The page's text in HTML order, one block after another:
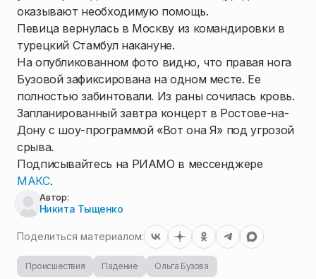
оказывают необходимую помощь.
Певица вернулась в Москву из командировки в
турецкий Стамбул накануне.
На опубликованном фото видно, что правая нога
Бузовой зафиксирована на одном месте. Ее
полностью забинтовали. Из раны сочилась кровь.
Запланированный завтра концерт в Ростове-на-
Дону с шоу-программой «Вот она Я» под угрозой
срыва.
Подписывайтесь на РИАМО в мессенджере
МАКС.
Автор:
Никита Тыщенко
Поделиться материалом:
Происшествия Падение Ольга Бузова